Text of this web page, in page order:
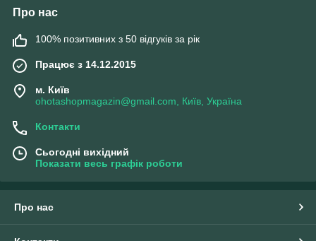
Про нас
100% позитивних з 50 відгуків за рік
Працює з 14.12.2015
м. Київ
ohotashopmagazin@gmail.com, Київ, Україна
Контакти
Сьогодні вихідний
Показати весь графік роботи
Про нас